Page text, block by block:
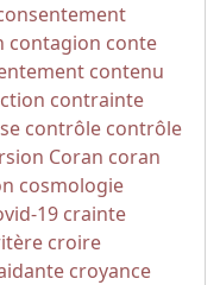
contagion conte
contenu
contrainte
contrôle contrôle
Coran coran
cosmologie
19 crainte
croire
croyance